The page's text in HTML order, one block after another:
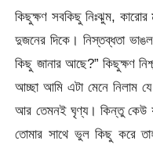
কিছুক্ষণ সবকিছু নিঃঝুম,
দুজনের দিকে। নিস্তব্ধতা
কিছু জানার আছে?” কিছুক্ষণ
আচ্ছা আমি এটা মেনে নিলাম
আর তেমনই ঘৃণ্য। কিন্তু কেউ
তোমার সাথে ভুল কিছু করে